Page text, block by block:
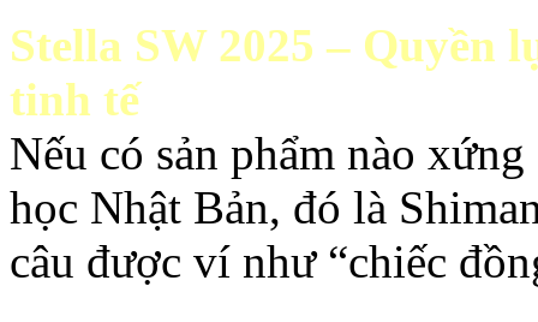
Stella SW 2025 – Quyền
tinh tế
Nếu có sản phẩm nào
học Nhật Bản, đó là
câu được ví như “chiếc